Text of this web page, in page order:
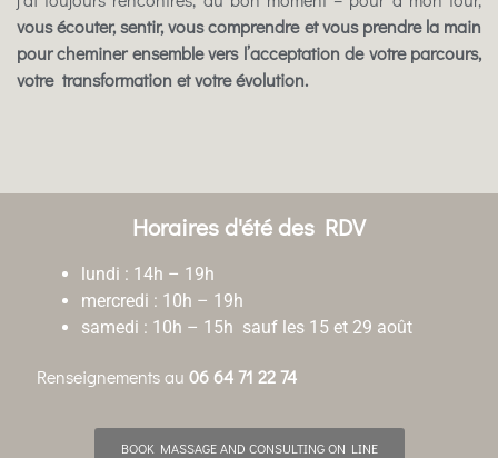
vous écouter, sentir, vous comprendre et vous prendre la main
pour cheminer ensemble vers l’acceptation de votre parcours,
votre transformation et votre évolution.
Horaires d'été des RDV
lundi : 14h – 19h
mercredi : 10h – 19h
samedi : 10h – 15h sauf les 15 et 29 août
Renseignements au06 64 71 22 74
BOOK MASSAGE AND CONSULTING ON LINE